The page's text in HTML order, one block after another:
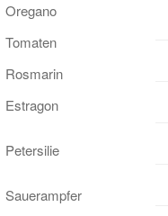
Oregano
Tomaten
Rosmarin
Estragon
Petersilie
Sauerampfer